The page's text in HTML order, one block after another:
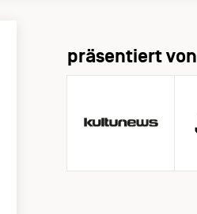
präsentiert von